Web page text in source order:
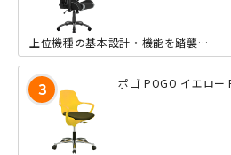
上位機種の基本設計・機能を踏襲し、肌ざわりや通気性が良いファブリックを使用したゲ...
ポゴ POGO イエロー